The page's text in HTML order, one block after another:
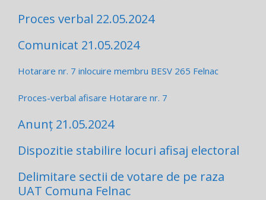
Proces verbal 22.05.2024
Comunicat 21.05.2024
Hotarare nr. 7 inlocuire membru BESV 265 Felnac
Proces-verbal afisare Hotarare nr. 7
Anunț 21.05.2024
Dispozitie stabilire locuri afisaj electoral
Delimitare sectii de votare de pe raza
UAT Comuna Felnac